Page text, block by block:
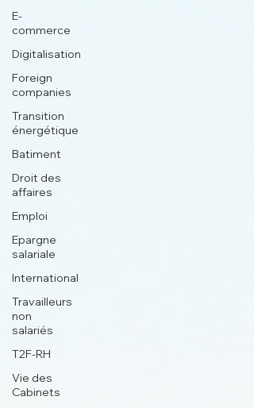
E-
commerce
Digitalisation
Foreign
companies
Transition
énergétique
Batiment
Droit des
affaires
Emploi
Epargne
salariale
International
Travailleurs
non
salariés
T2F-RH
Vie des
Cabinets